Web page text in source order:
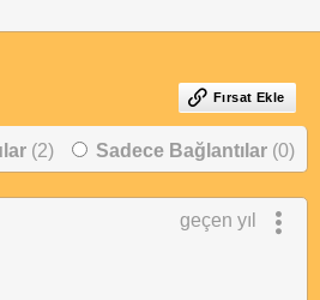
Fırsat Ekle
(2) Sadece Bağlantılar (0)
geçen yıl